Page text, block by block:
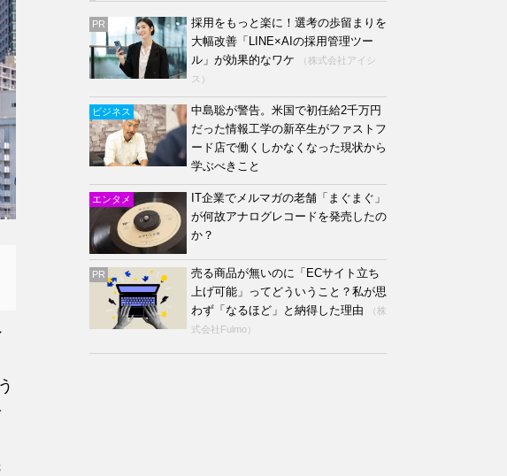
PR
採用をもっと楽に！選考の歩留まりを
大幅改善「LINE×AIの採用管理ツー
ル」が効果的なワケ
（株式会社アイシ
ス）
ビジネス
中島聡が警告。米国で初任給2千万円
だった情報工学の新卒生がファストフ
ード店で働くしかなくなった現状から
学ぶべきこと
エンタメ
IT企業でメルマガの老舗「まぐまぐ」
が何故アナログレコードを発売したの
か？
PR
売る商品が無いのに「ECサイト立ち
上げ可能」ってどういうこと？私が思
わず「なるほど」と納得した理由
（株
式会社Fulmo）